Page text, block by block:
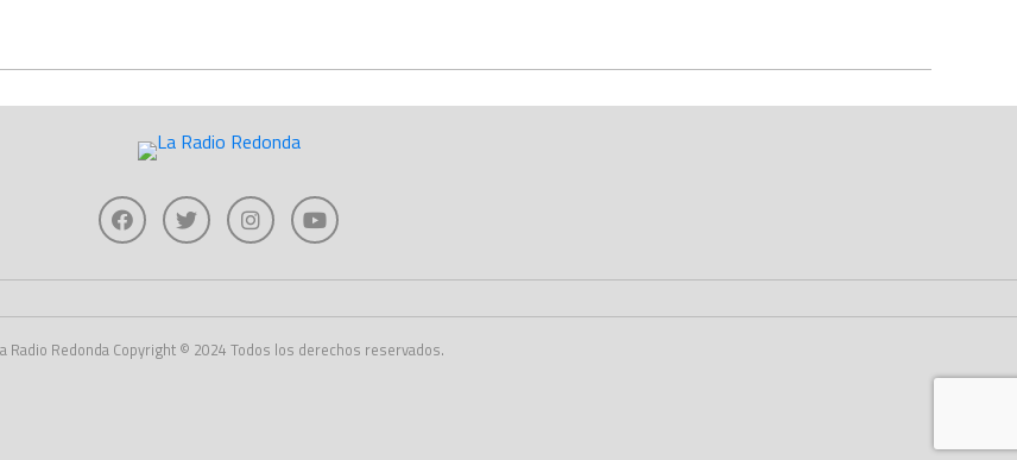
Radio Redonda Copyright © 2024 Todos los derechos reservados.